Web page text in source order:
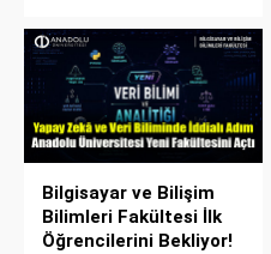
Bilgisayar ve Bilişim
Bilimleri Fakültesi İlk
Öğrencilerini Bekliyor!